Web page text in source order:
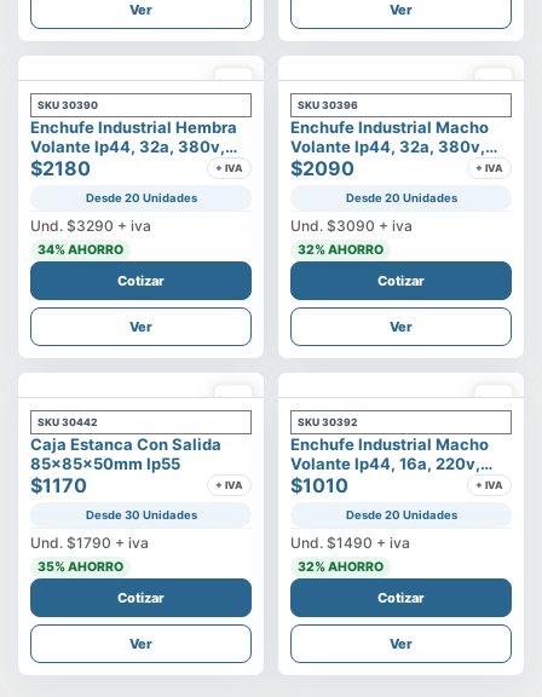
Ver Ver
SKU 30390
Enchufe Industrial Hembra
Volante Ip44, 32a, 380v,
3p+t
$2180 + IVA
Desde 20 Unidades
Und. $3290 + iva
34% AHORRO
Cotizar
Ver
SKU 30396
Enchufe Industrial Macho
Volante Ip44, 32a, 380v,
3p+t
$2090 + IVA
Desde 20 Unidades
Und. $3090 + iva
32% AHORRO
Cotizar
Ver
SKU 30442
Caja Estanca Con Salida
85x85x50mm Ip55
$1170 + IVA
Desde 30 Unidades
Und. $1790 + iva
35% AHORRO
Cotizar
Ver
SKU 30392
Enchufe Industrial Macho
Volante Ip44, 16a, 220v,
2p+t
$1010 + IVA
Desde 20 Unidades
Und. $1490 + iva
32% AHORRO
Cotizar
Ver